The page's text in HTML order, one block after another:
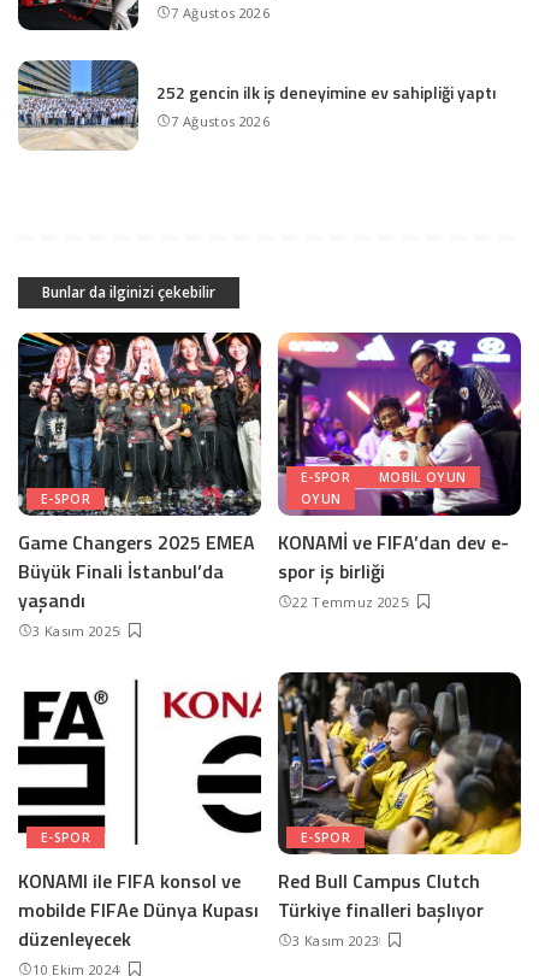
7 Ağustos 2026
252 gencin ilk iş deneyimine ev sahipliği yaptı
7 Ağustos 2026
Bunlar da ilginizi çekebilir
E-SPOR
Game Changers 2025 EMEA
Büyük Finali İstanbul’da
yaşandı
3 Kasım 2025
E-SPOR
MOBIL OYUN
OYUN
KONAMİ ve FIFA’dan dev e-
spor iş birliği
22 Temmuz 2025
E-SPOR
KONAMI ile FIFA konsol ve
mobilde FIFAe Dünya Kupası
düzenleyecek
10 Ekim 2024
E-SPOR
Red Bull Campus Clutch
Türkiye finalleri başlıyor
3 Kasım 2023